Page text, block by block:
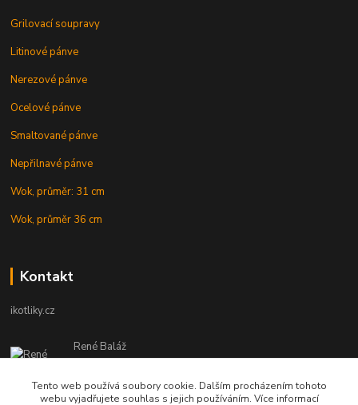
Grilovací soupravy
Litinové pánve
Nerezové pánve
Ocelové pánve
Smaltované pánve
Nepřilnavé pánve
Wok, průměr: 31 cm
Wok, průměr 36 cm
Kontakt
ikotliky.cz
René Baláž
Eshop: +421 902 212 007
od 8:00 - do 16:00 hod
Tento web používá soubory cookie. Dalším procházením tohoto
webu vyjadřujete souhlas s jejich používáním. Více informací